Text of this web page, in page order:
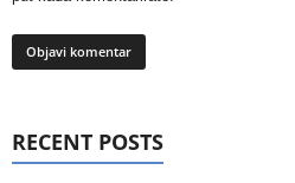
RECENT POSTS